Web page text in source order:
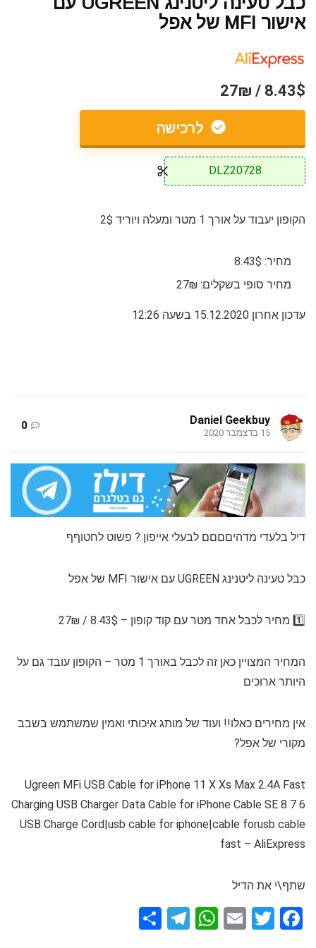
אישור MFI של אפל
8.43$ / 27₪
לרכישה
DLZ20728
הקופון יעבוד על אורך 1 מטר ומעלה ויוריד 2$
מחיר: 8.43$
מחיר סופי בשקלים: 27₪
עדכון אחרון 15.12.2020 בשעה 12:26
Daniel Geekbuy
15 בדצמבר 2020
0
דיל בלעדי מדהיםםםם לבעלי אייפון ? פשוט לחטוףף
כבל טעינה ליטנינג UGREEN עם אישור MFI של אפל
1️⃣ מחיר לכבל אחד מטר עם קוד קופון – 8.43$ / 27₪
המחיר המצויין כאן זה לכבל באורך 1 מטר – הקופון עובד גם על
היותר ארוכים
אין מחירים כאלו!! ועוד של מותג איכותי ואמין שמשתמש בשבב
מקורי של אפל?
Ugreen MFi USB Cable for iPhone 11 X Xs Max 2.4A Fast
Charging USB Charger Data Cable for iPhone Cable SE 8 7 6
USB Charge Cord|usb cable for iphone|cable forusb cable
fast – AliExpress
שתף\י את הדיל
F
T
E
W
T